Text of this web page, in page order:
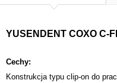
YUSENDENT COXO
Cechy:
Konstrukcja typu clip-on do